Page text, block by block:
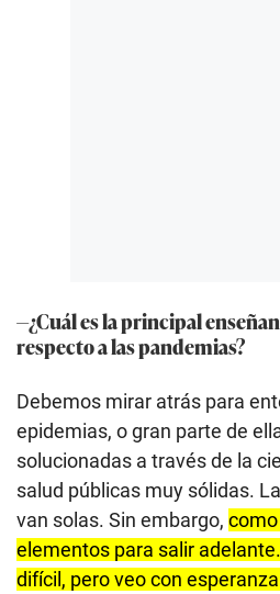
—¿Cuál es la principal
respecto a las pandemias?
Debemos mirar atrás para
epidemias, o gran parte de
solucionadas a través de la
salud públicas muy sólidas.
van solas. Sin embargo,
elementos para salir
difícil, pero veo con